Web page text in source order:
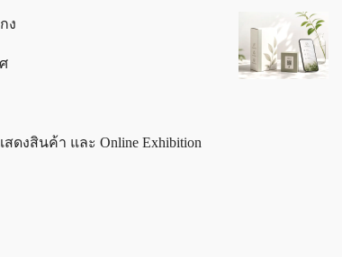
ง
งสินค้า และ Online Exhibition